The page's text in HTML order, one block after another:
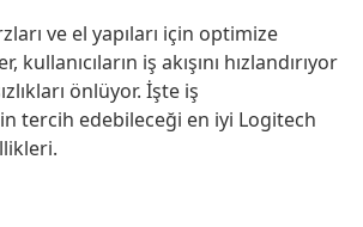
ve el yapıları için optimize
iş akışını hızlandırıyor
önlüyor. İşte iş
tercih edebileceği en iyi Logitech